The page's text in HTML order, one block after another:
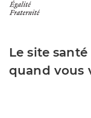
Le site
quand vous